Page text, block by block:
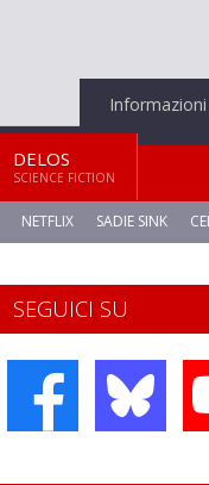
Informazioni
DELOS
SCIENCE FICTION
NETFLIX SADIE SINK
SEGUICI SU